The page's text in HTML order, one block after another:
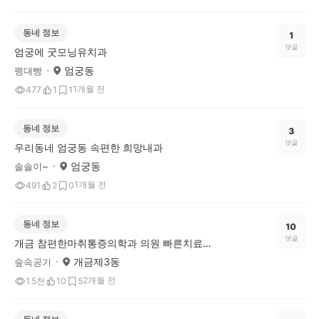
동네 정보
엄궁에 굿모닝유치과
펭대빵 엄궁동
477 1 1 1개월 전
1
댓글
동네 정보
우리동네 엄궁동 속편한 희망내과
솔솔이~ 엄궁동
491 2 01개월 전
3
댓글
동네 정보
개금 참편한마취통증의학과 의원 빠른치료되요
숲속공기 개금제3동
1.5천 10 52개월 전
10
댓글